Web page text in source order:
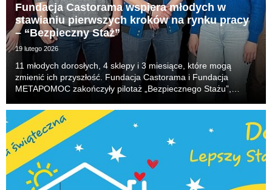
Fundacja Castorama wspiera młodych w
stawianiu pierwszych kroków na rynku pracy
– “Bezpieczny Staż”
19 lutego 2026
11 młodych dorosłych, 4 sklepy i 3 miesiące, które mogą
zmienić ich przyszłość. Fundacja Castorama i Fundacja
METAPOMOC zakończyły pilotaż „Bezpiecznego Stażu”,
dorosłe życie – z opieką, mentoringiem i bezpieczną prze...